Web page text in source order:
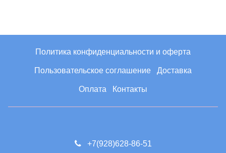
Политика конфиденциальности и оферта
Пользовательское соглашение Доставка
Оплата Контакты
+7(928)628-86-51